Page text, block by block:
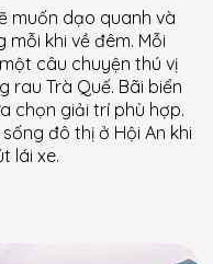
muốn dạo quanh và
khi về đêm. Mỗi
câu chuyện thú vị
rau Trà Quế. Bãi biển
chọn giải trí phù hợp.
đô thị ở Hội An khi
lái xe.